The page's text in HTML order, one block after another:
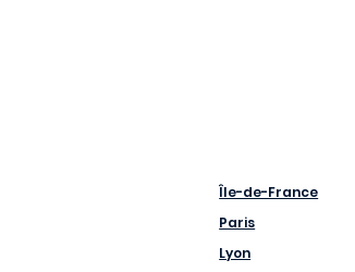
Île-de-France
Paris
Lyon